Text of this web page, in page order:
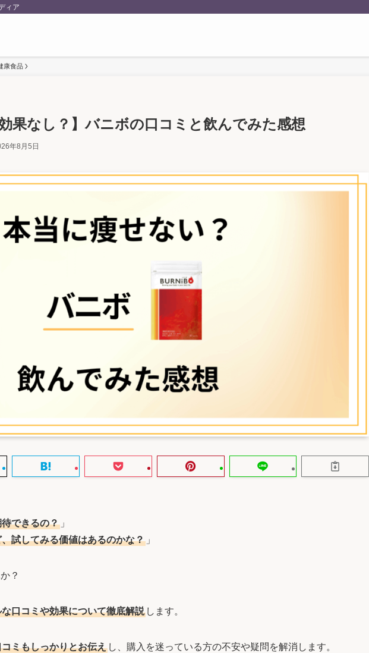
ィア
康食品
果なし？】バニボの口コミと飲んでみた感想
年8月5日
できるの？ 」
試してみる価値はあるのかな？ 」
？
口コミや効果について徹底解説 します。
ミもしっかりとお伝え し、購入を迷っている方の不安や疑問を解消します。